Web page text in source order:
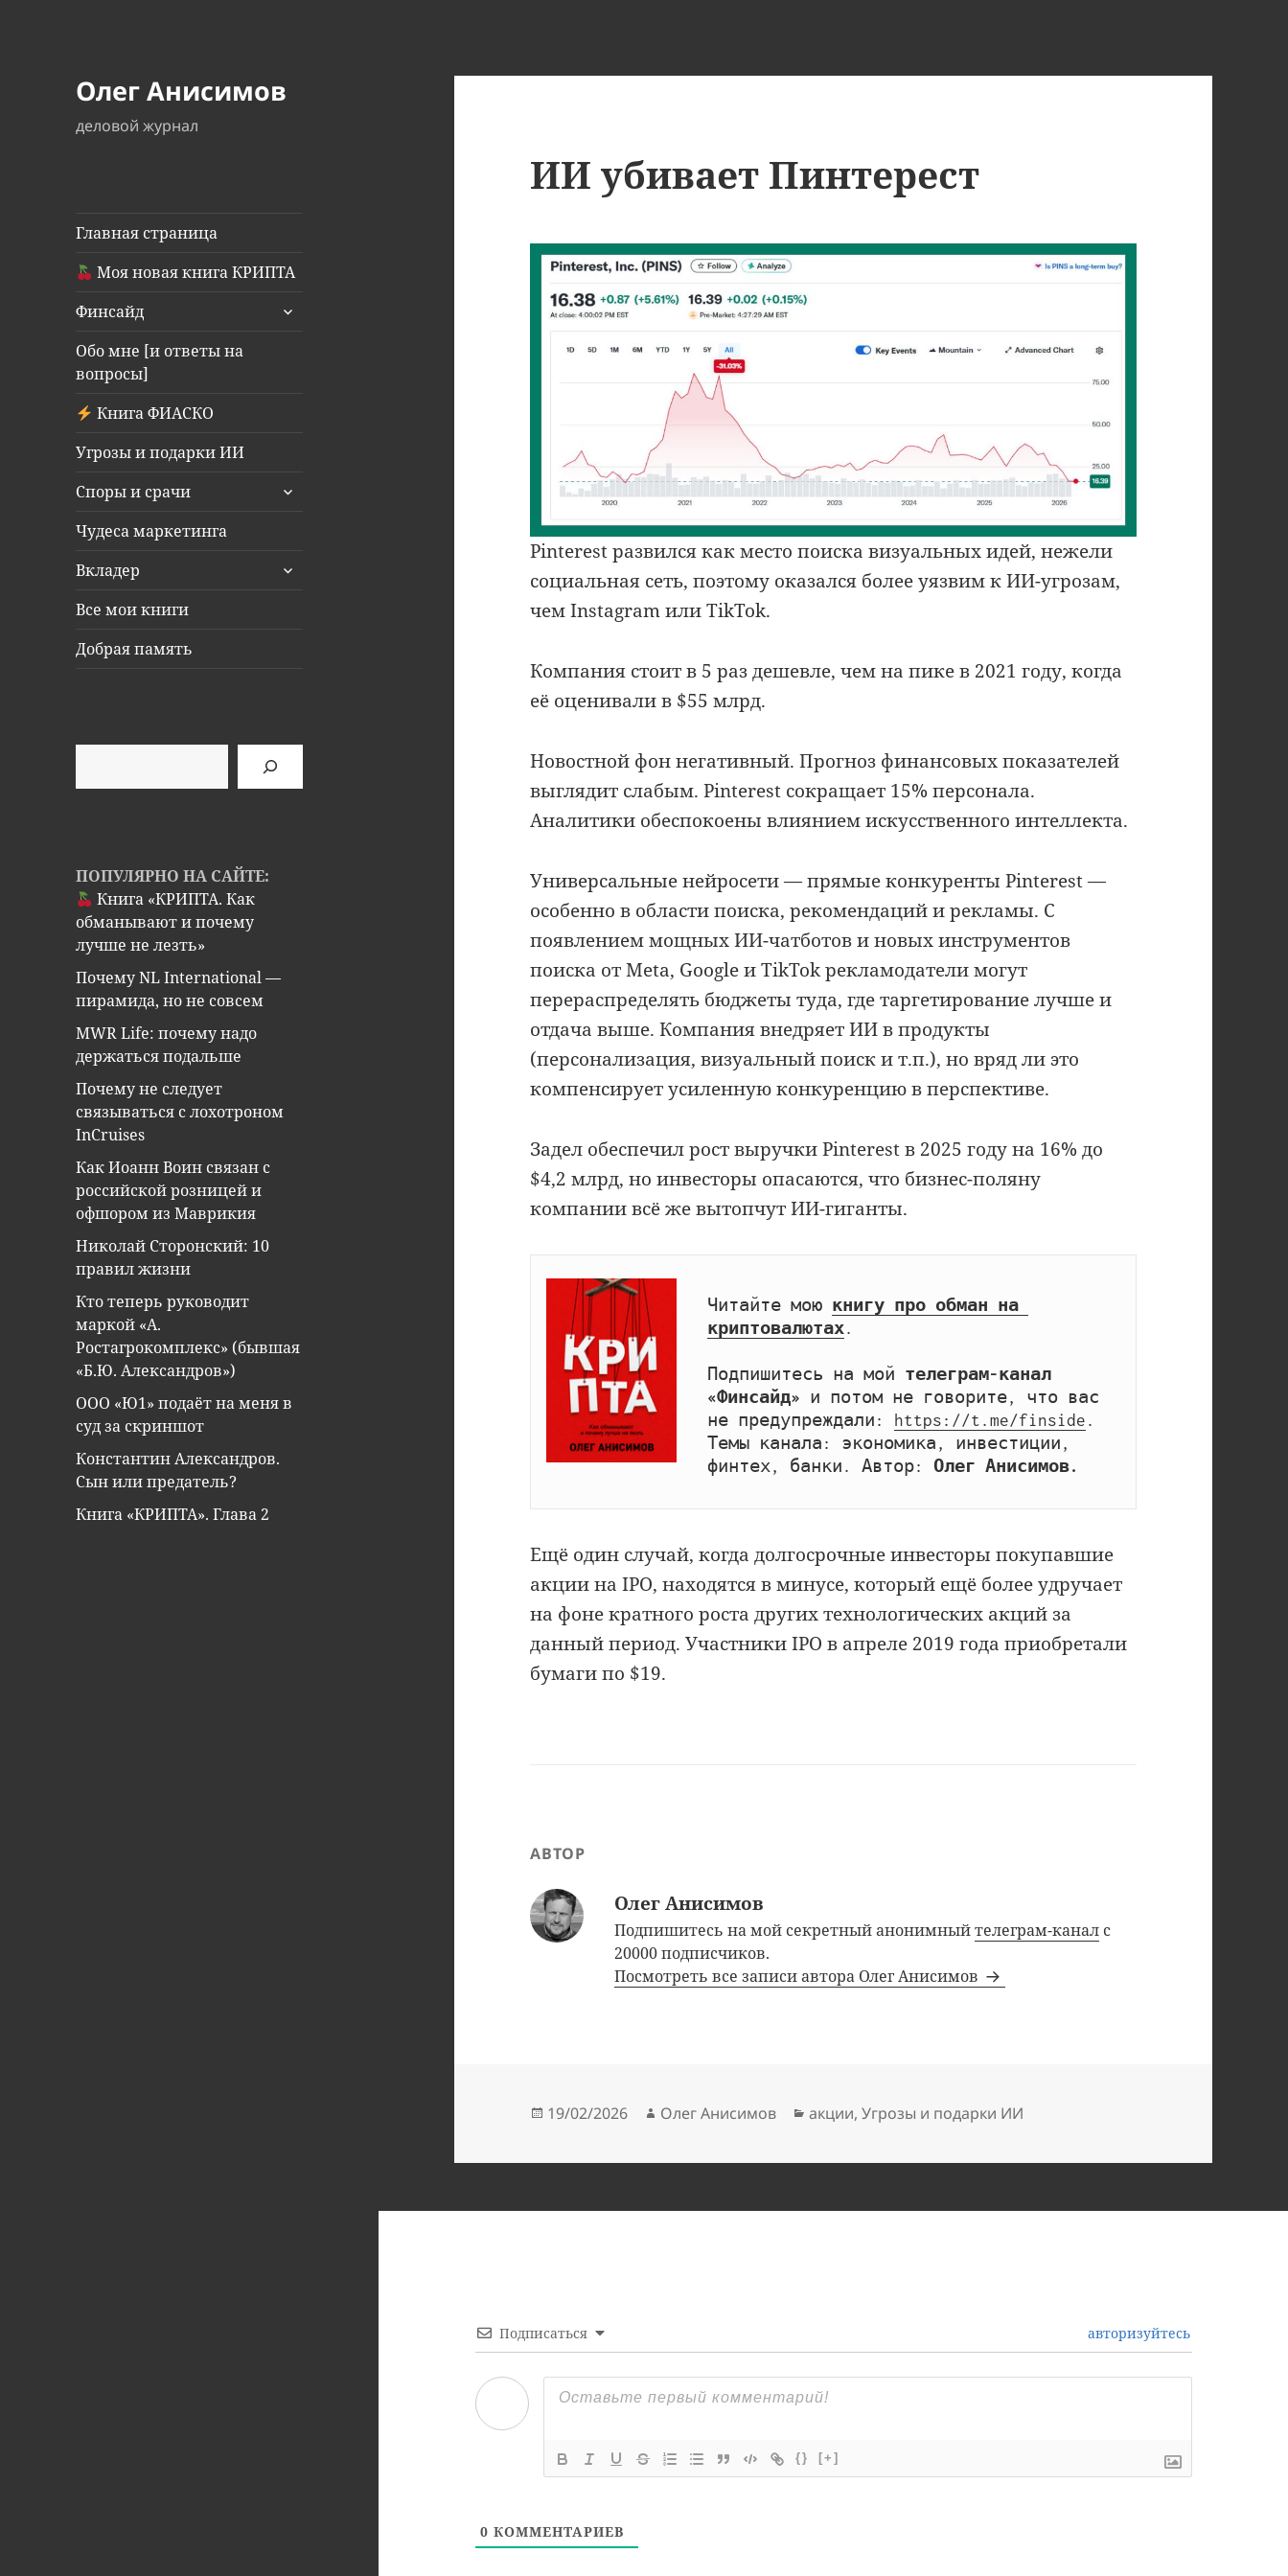
Олег Анисимов
деловой журнал
Главная страница
Моя новая книга КРИПТА
Финсайд
раскрыть
Обо мне [и ответы на
вопросы]
Книга ФИАСКО
Угрозы и подарки ИИ
Споры и срачи
раскрыть
Чудеса маркетинга
Вкладер
раскрыть
Все мои книги
Добрая память
ПОПУЛЯРНО НА САЙТЕ:
Книга «КРИПТА. Как
обманывают и почему
лучше не лезть»
Почему NL International —
пирамида, но не совсем
MWR Life: почему надо
держаться подальше
Почему не следует
связываться с лохотроном
InCruises
Как Иоанн Воин связан с
российской розницей и
офшором из Маврикия
Николай Сторонский: 10
правил жизни
Кто теперь руководит
маркой «А.
Ростагрокомплекс» (бывшая
«Б.Ю. Александров»)
ООО «Ю1» подаёт на меня в
суд за скриншот
Константин Александров.
Сын или предатель?
Книга «КРИПТА». Глава 2
ИИ убивает Пинтерест
Pinterest развился как место поиска визуальных идей, нежели
социальная сеть, поэтому оказался более уязвим к ИИ-угрозам,
чем Instagram или TikTok.
Компания стоит в 5 раз дешевле, чем на пике в 2021 году, когда
её оценивали в $55 млрд.
Новостной фон негативный. Прогноз финансовых показателей
выглядит слабым. Pinterest сокращает 15% персонала.
Аналитики обеспокоены влиянием искусственного интеллекта.
Универсальные нейросети — прямые конкуренты Pinterest —
особенно в области поиска, рекомендаций и рекламы. С
появлением мощных ИИ-чатботов и новых инструментов
поиска от Meta, Google и TikTok рекламодатели могут
перераспределять бюджеты туда, где таргетирование лучше и
отдача выше. Компания внедряет ИИ в продукты
(персонализация, визуальный поиск и т.п.), но вряд ли это
компенсирует усиленную конкуренцию в перспективе.
Задел обеспечил рост выручки Pinterest в 2025 году на 16% до
$4,2 млрд, но инвесторы опасаются, что бизнес-поляну
компании всё же вытопчут ИИ-гиганты.
Читайте мою книгу про обман на
криптовалютах.
Подпишитесь на мой телеграм-канал
«Финсайд» и потом не говорите, что вас
не предупреждали: https://t.me/finside .
Темы канала: экономика, инвестиции,
финтех, банки. Автор: Олег Анисимов.
Ещё один случай, когда долгосрочные инвесторы покупавшие
акции на IPO, находятся в минусе, который ещё более удручает
на фоне кратного роста других технологических акций за
данный период. Участники IPO в апреле 2019 года приобретали
бумаги по $19.
АВТОР
Олег Анисимов
Подпишитесь на мой секретный анонимныйтелеграм-канал с
20000 подписчиков.
Посмотреть все записи автора Олег Анисимов
Опубликовано
19/02/2026 Автор
Олег Анисимов Рубрики
акции,Угрозы и подарки ИИ
Подписаться авторизуйтесь
{} [+]
0 КОММЕНТАРИЕВ